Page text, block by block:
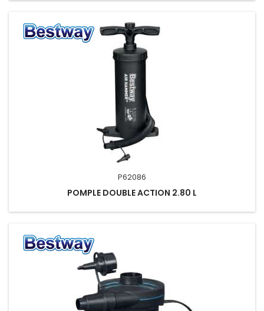
P62086
POMPLE DOUBLE ACTION 2.80 L